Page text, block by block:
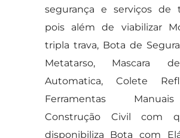
segurança e serviços de
pois além de viabilizar
tripla trava, Bota de
Metatarso, Mascara
Automatica, Colete
Ferramentas
Construção Civil com
disponibiliza Bota com